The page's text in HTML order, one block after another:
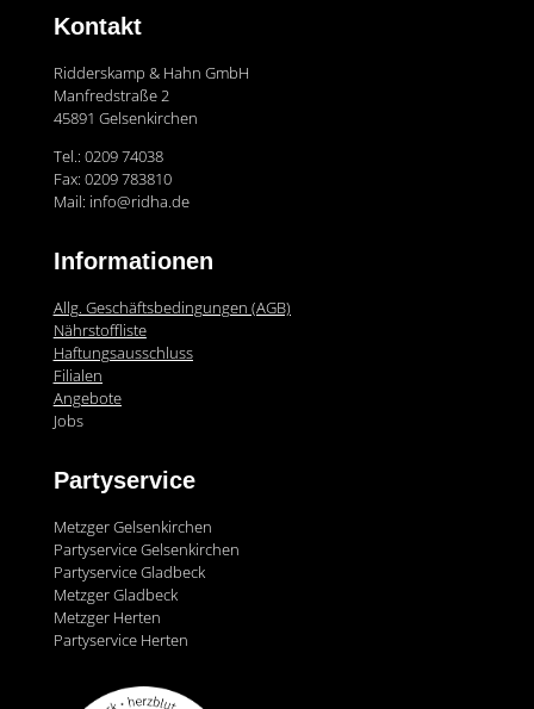
Kontakt
Ridderskamp & Hahn GmbH
Manfredstraße 2
45891 Gelsenkirchen
Tel.: 0209 74038
Fax: 0209 783810
Mail: info@ridha.de
Informationen
Allg. Geschäftsbedingungen (AGB)
Nährstoffliste
Haftungsausschluss
Filialen
Angebote
Jobs
Partyservice
Metzger Gelsenkirchen
Partyservice Gelsenkirchen
Partyservice Gladbeck
Metzger Gladbeck
Metzger Herten
Partyservice Herten